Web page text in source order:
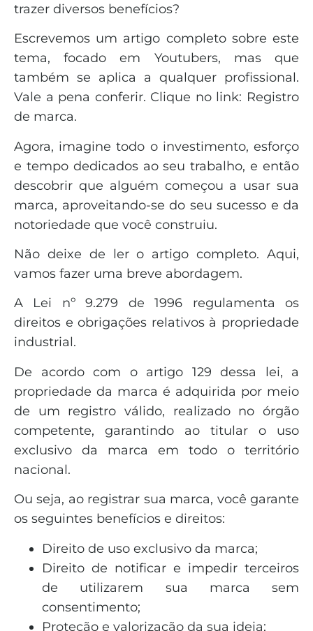
trazer diversos benefícios?
Escrevemos um artigo completo sobre este
tema, focado em Youtubers, mas que
também se aplica a qualquer profissional.
Vale a pena conferir. Clique no link: Registro
de marca.
Agora, imagine todo o investimento, esforço
e tempo dedicados ao seu trabalho, e então
descobrir que alguém começou a usar sua
marca, aproveitando-se do seu sucesso e da
notoriedade que você construiu.
Não deixe de ler o artigo completo. Aqui,
vamos fazer uma breve abordagem.
A Lei nº 9.279 de 1996 regulamenta os
direitos e obrigações relativos à propriedade
industrial.
De acordo com o artigo 129 dessa lei, a
propriedade da marca é adquirida por meio
de um registro válido, realizado no órgão
competente, garantindo ao titular o uso
exclusivo da marca em todo o território
nacional.
Ou seja, ao registrar sua marca, você garante
os seguintes benefícios e direitos:
Direito de uso exclusivo da marca;
Direito de notificar e impedir terceiros
de utilizarem sua marca sem
consentimento;
Proteção e valorização da sua ideia;